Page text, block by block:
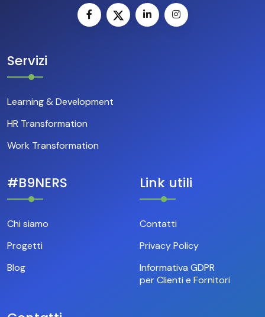
Servizi
Learning & Development
HR Transformation
Work Transformation
#B9NERS
Chi siamo
Progetti
Blog
Link utili
Contatti
Privacy Policy
Informativa GDPR
per Clienti e Fornitori